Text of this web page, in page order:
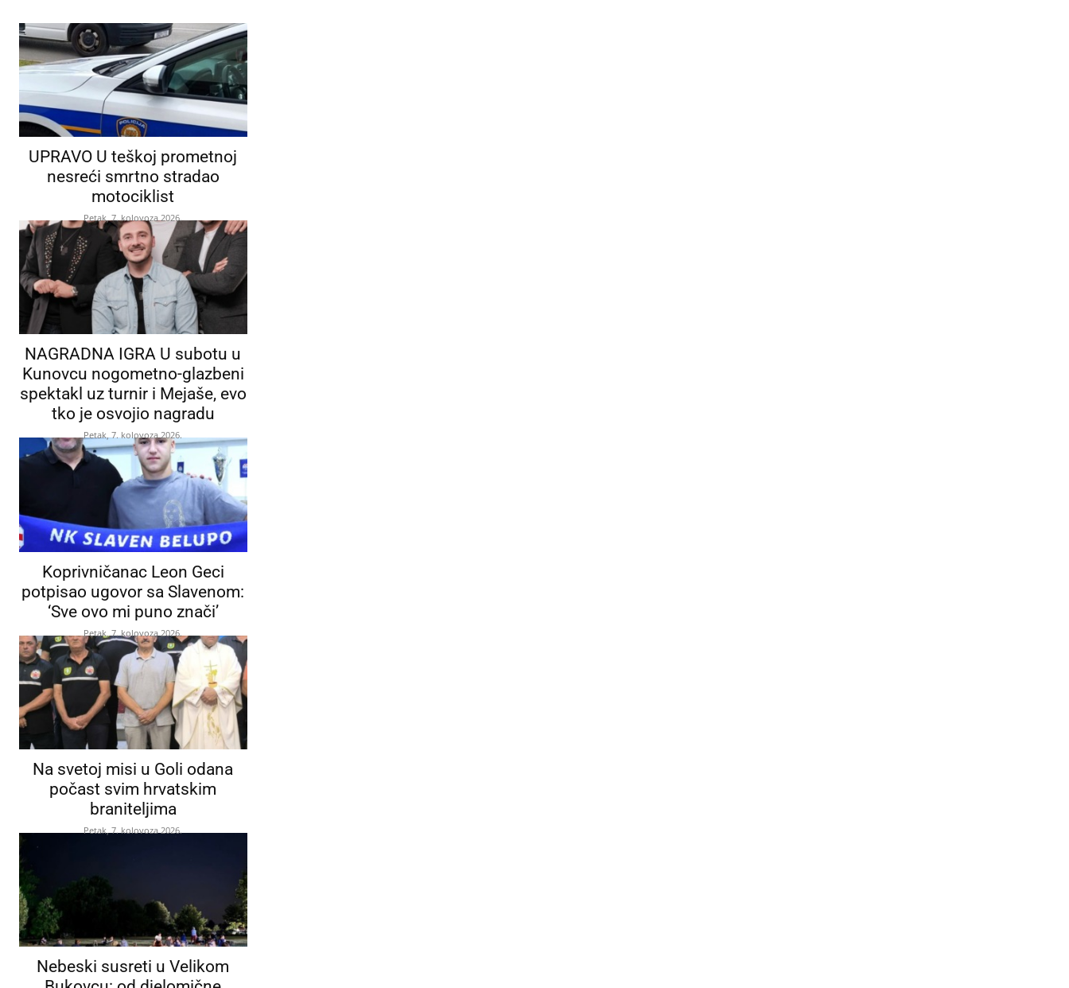
UPRAVO U teškoj prometnoj
nesreći smrtno stradao
motociklist
Petak, 7. kolovoza 2026.
NAGRADNA IGRA U subotu u
Kunovcu nogometno-glazbeni
spektakl uz turnir i Mejaše, evo
tko je osvojio nagradu
Petak, 7. kolovoza 2026.
Koprivničanac Leon Geci
potpisao ugovor sa Slavenom:
‘Sve ovo mi puno znači’
Petak, 7. kolovoza 2026.
Na svetoj misi u Goli odana
počast svim hrvatskim
braniteljima
Petak, 7. kolovoza 2026.
Nebeski susreti u Velikom